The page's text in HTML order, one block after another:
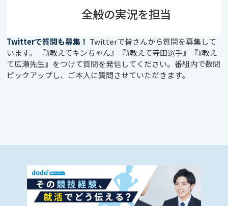
全般の実況を担当
Twitterで質問も募集！ Twitterで皆さんから質問を募集して
います。 『#教えてキンちゃん』『#教えて寺田選手』『#教え
て広瀬先生』をつけて質問を発信してください。番組内で数問
ピックアップし、ご本人に質問させていただきます。